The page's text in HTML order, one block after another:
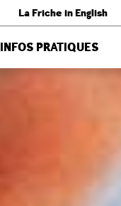
La Friche in English
INFOS PRATIQUES